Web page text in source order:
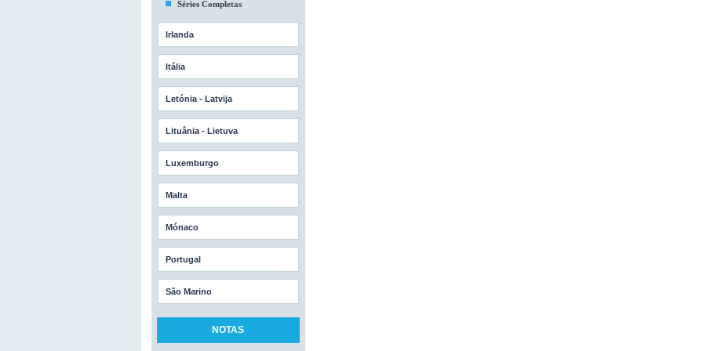
Séries Completas
Irlanda
Itália
Letónia - Latvija
Lituânia - Lietuva
Luxemburgo
Malta
Mónaco
Portugal
São Marino
NOTAS